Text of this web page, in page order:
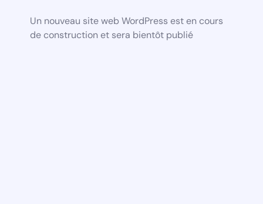
Un nouveau site web WordPress est en cours
de construction et sera bientôt publié